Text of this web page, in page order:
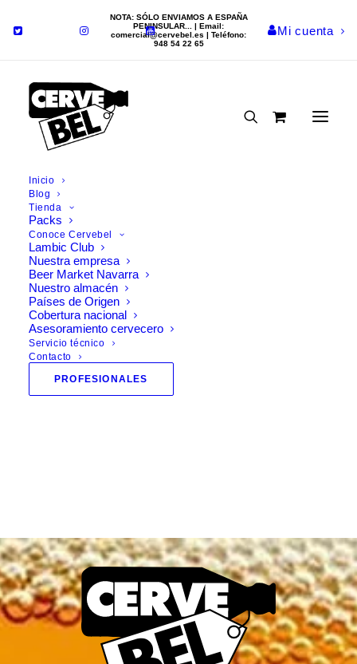
NOTA: SÓLO ENVIAMOS A ESPAÑA
PENINSULAR... | Email:
comercial@cervebel.es | Teléfono:
948 54 22 65
Mi cuenta
Inicio
Blog
Tienda
Packs
Conoce Cervebel
Lambic Club
Nuestra empresa
Beer Market Navarra
Nuestro almacén
Países de Origen
Cobertura nacional
Asesoramiento cervecero
Servicio técnico
Contacto
PROFESIONALES
Para tus consultas
Te atenderemos gustosamente
en:
Tel.: 621 203 384 /
comercial@cervebel.es